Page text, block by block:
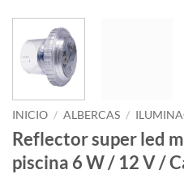
INICIO / ALBERCAS /
Reflector super led
piscina 6 W / 12 V /